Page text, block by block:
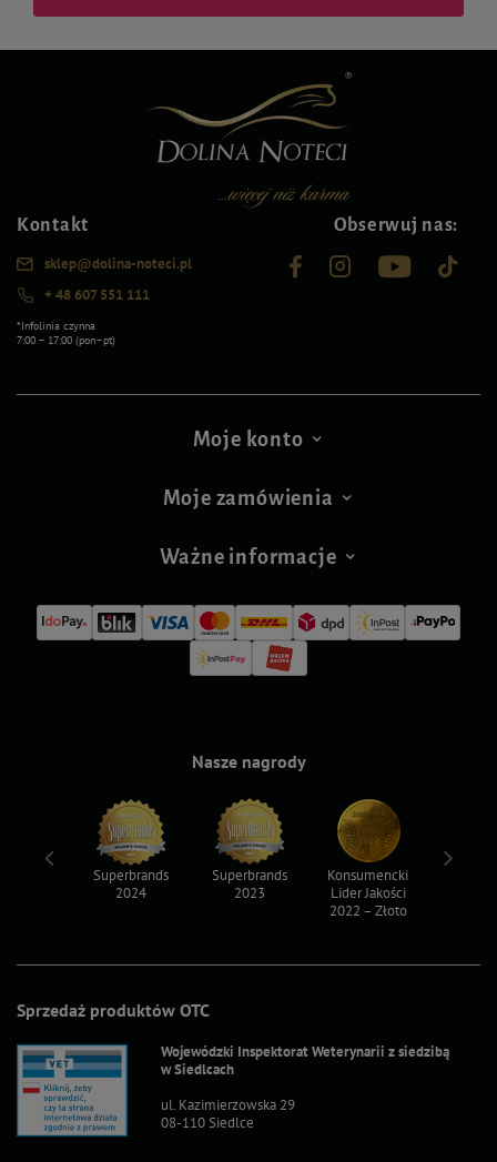
Kontakt
sklep@dolina-noteci.pl
+ 48 607 551 111
*Infolinia czynna
7:00 – 17:00 (pon–pt)
Obserwuj nas:
Moje konto
Moje zamówienia
Ważne informacje
Sprzedaż produktów OTC
Wojewódzki Inspektorat Weterynarii z siedzibą
w Siedlcach
ul. Kazimierzowska 29
08-110 Siedlce
Nasze nagrody
Superbrands
2024
Superbrands
2023
Konsumencki
Lider Jakości
2022 – Złoto